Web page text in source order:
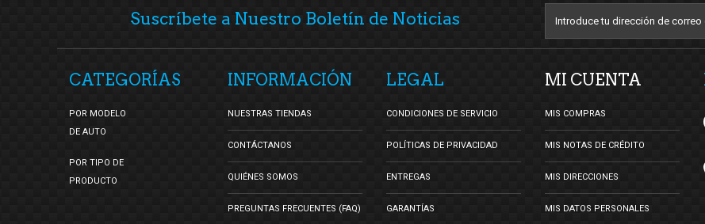
Suscríbete a Nuestro Boletín de Noticias
CATEGORÍAS
POR MODELO
DE AUTO
POR TIPO DE
PRODUCTO
INFORMACIÓN
NUESTRAS TIENDAS
CONTÁCTANOS
QUIÉNES SOMOS
PREGUNTAS FRECUENTES (FAQ)
LEGAL
CONDICIONES DE SERVICIO
POLÍTICAS DE PRIVACIDAD
ENTREGAS
GARANTÍAS
MI CUENTA
MIS COMPRAS
MIS NOTAS DE CRÉDITO
MIS DIRECCIONES
MIS DATOS PERSONALES